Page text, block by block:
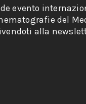
evento
del
alla